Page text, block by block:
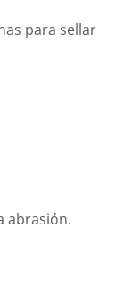
para sellar
abrasión.